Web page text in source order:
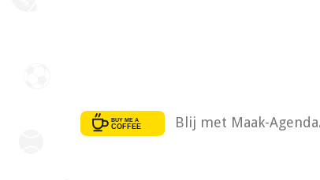
Blij met Maak-